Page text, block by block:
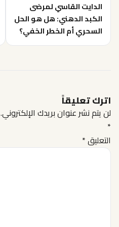
الدايت القاسي لمرضى
الكبد الدهني: هل هو الحل
السحري أم الخطر الخفي؟
اترك تعليقاً
لن يتم نشر عنوان بريدك الإلكتروني.
*
التعليق*